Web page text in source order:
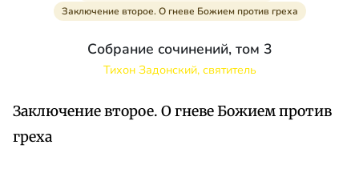
Заключение второе. О гневе Божием против греха
Собрание сочинений, том 3
Тихон Задонский, святитель
Заключение второе. О гневе Божием против
греха